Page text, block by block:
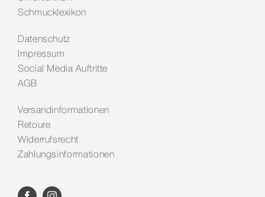
Schmucklexikon
Datenschutz
Impressum
Social Media Auftritte
AGB
Versandinformationen
Retoure
Widerrufsrecht
Zahlungsinformationen